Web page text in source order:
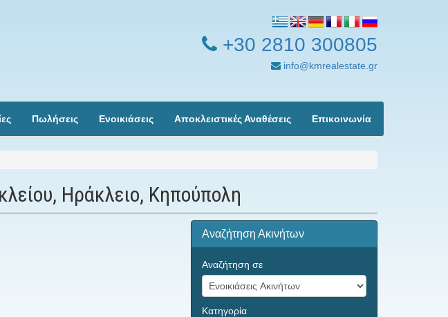
+30 2810 300805
info@kmrealestate.gr
Πωλήσεις Ενοικιάσεις Αποκλειστικές Αναθέσεις Επικοινωνία
Ηράκλειο, Κηπούπολη
Αναζήτηση Ακινήτων
Αναζήτηση σε
Κατηγορία